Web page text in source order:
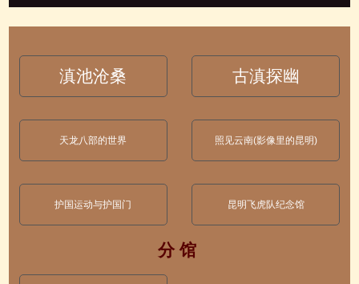
滇池沧桑 古滇探幽
天龙八部的世界 照见云南(影像里的昆明)
护国运动与护国门 昆明飞虎队纪念馆
分 馆